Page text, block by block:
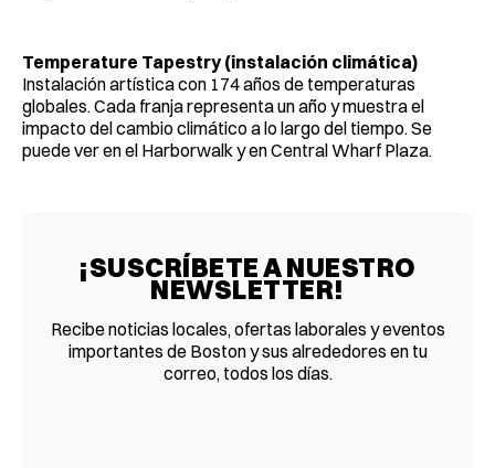
Temperature Tapestry (instalación climática)
Instalación artística con 174 años de temperaturas
globales. Cada franja representa un año y muestra el
impacto del cambio climático a lo largo del tiempo. Se
puede ver en el Harborwalk y en Central Wharf Plaza.
¡SUSCRÍBETE A NUESTRO
NEWSLETTER!
Recibe noticias locales, ofertas laborales y eventos
importantes de Boston y sus alrededores en tu
correo, todos los días.